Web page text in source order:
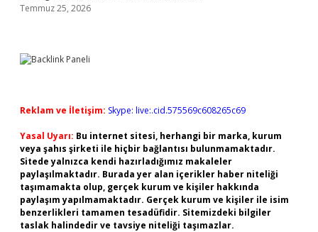
Temmuz 25, 2026
Reklam ve İletişim: Skype: live:.cid.575569c608265c69
Yasal Uyarı: Bu internet sitesi, herhangi bir marka, kurum
veya şahıs şirketi ile hiçbir bağlantısı bulunmamaktadır.
Sitede yalnızca kendi hazırladığımız makaleler
paylaşılmaktadır. Burada yer alan içerikler haber niteliği
taşımamakta olup, gerçek kurum ve kişiler hakkında
paylaşım yapılmamaktadır. Gerçek kurum ve kişiler ile isim
benzerlikleri tamamen tesadüfidir. Sitemizdeki bilgiler
taslak halindedir ve tavsiye niteliği taşımazlar.